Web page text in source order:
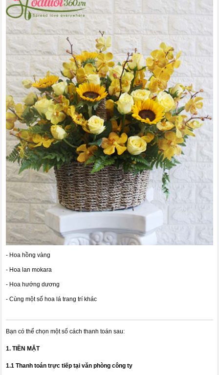
- Hoa hồng vàng
- Hoa lan mokara
- Hoa hướng dương
- Cùng một số hoa lá trang trí khác
Bạn có thể chọn một số cách thanh toán sau:
1. TIỀN MẶT
1.1 Thanh toán trực tiếp tại văn phòng công ty